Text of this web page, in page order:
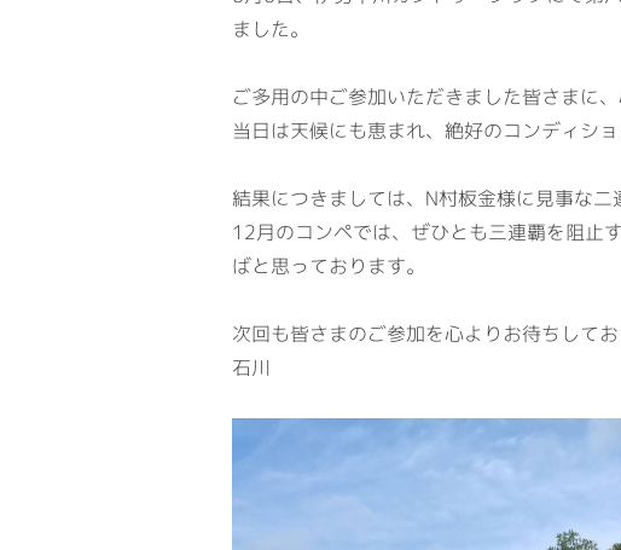
ました。
ご多用の中ご参加いただきました皆さまに
当日は天候にも恵まれ、絶好のコンディシ
結果につきましては、N村板金様に見事な二
12月のコンペでは、ぜひとも三連覇を阻止
ばと思っております。
次回も皆さまのご参加を心よりお待ちしてお
石川